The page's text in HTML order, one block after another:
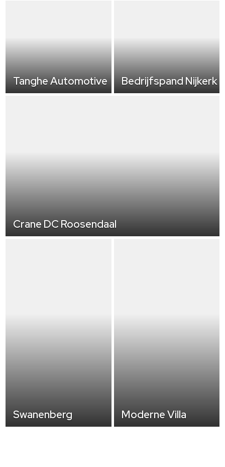
Tanghe Automotive
Crane DC Roosendaal
Swanenberg
Bedrijfspand Nijkerk
Moderne Villa